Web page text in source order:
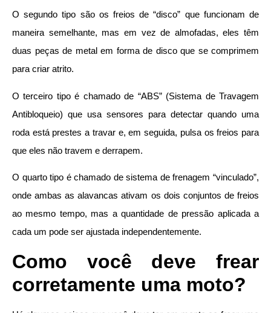
O segundo tipo são os freios de “disco” que funcionam de
maneira semelhante, mas em vez de almofadas, eles têm
duas peças de metal em forma de disco que se comprimem
para criar atrito.
O terceiro tipo é chamado de “ABS” (Sistema de Travagem
Antibloqueio) que usa sensores para detectar quando uma
roda está prestes a travar e, em seguida, pulsa os freios para
que eles não travem e derrapem.
O quarto tipo é chamado de sistema de frenagem “vinculado”,
onde ambas as alavancas ativam os dois conjuntos de freios
ao mesmo tempo, mas a quantidade de pressão aplicada a
cada um pode ser ajustada independentemente.
Como você deve frear
corretamente uma moto?